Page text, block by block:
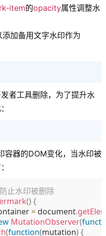
item的opacity属性调整水
加备用文字水印作为
者工具删除，为了提升水
容器的DOM变化，当水印被
止水印被删除
() {
= document.
MutationObserver(
(function(mutation) {